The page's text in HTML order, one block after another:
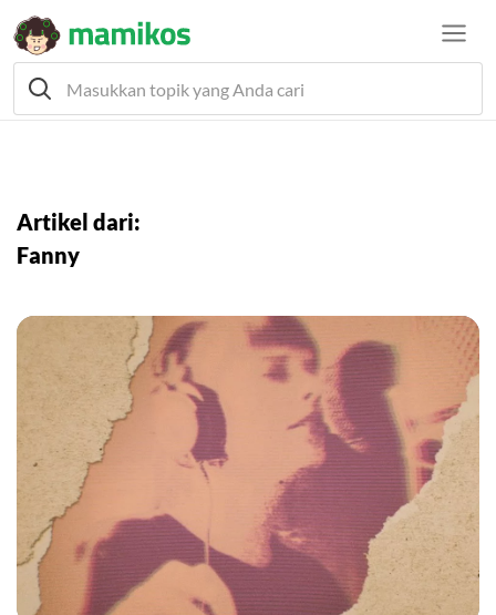
Artikel dari:
Fanny